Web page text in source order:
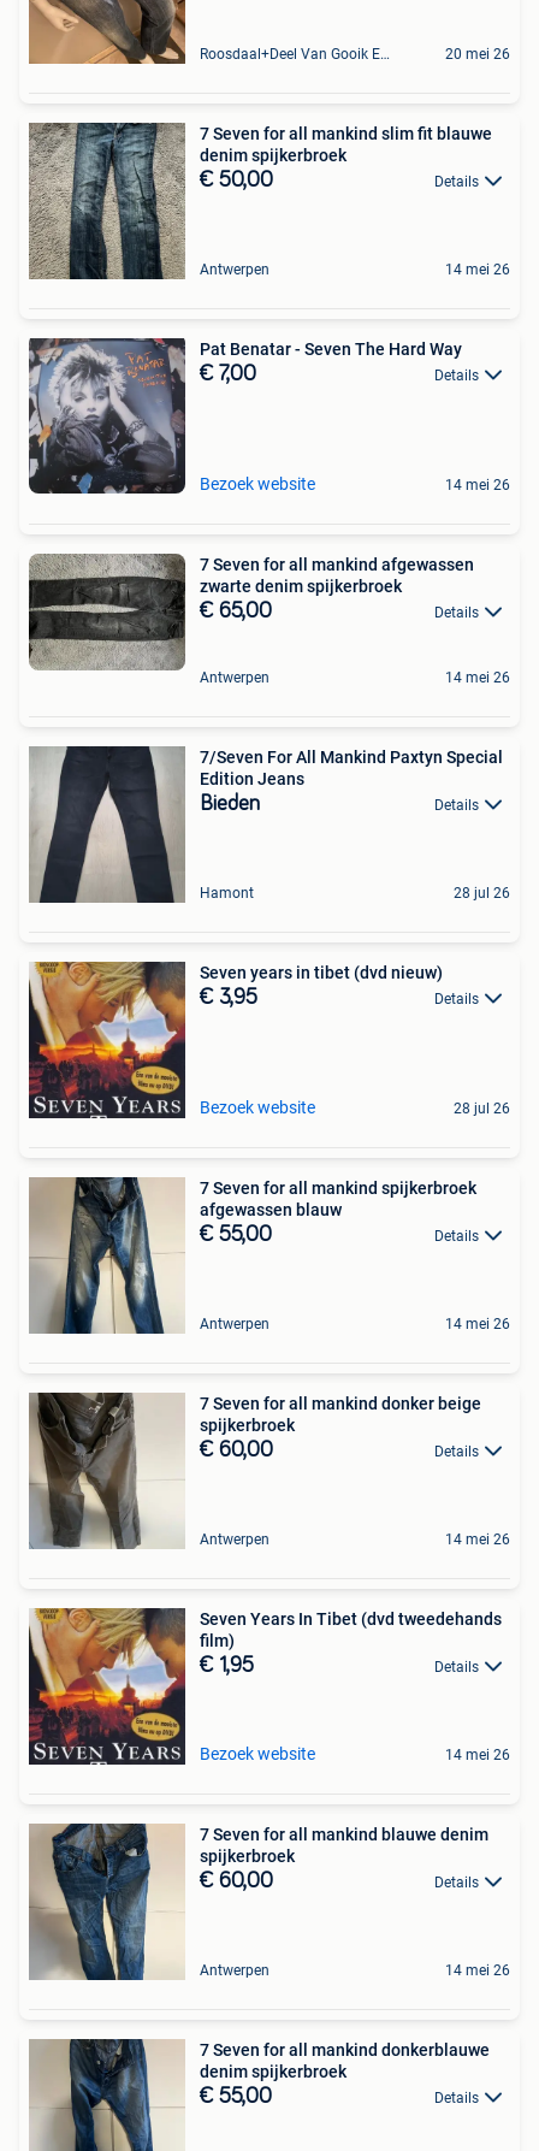
Roosdaal+Deel Van Gooik En Sint-Kwintens-Lennik 20 mei 26
7 Seven for all mankind slim fit blauwe
denim spijkerbroek
€ 50,00 Details
Antwerpen 14 mei 26
Pat Benatar - Seven The Hard Way
€ 7,00 Details
Bezoek website 14 mei 26
7 Seven for all mankind afgewassen
zwarte denim spijkerbroek
€ 65,00 Details
Antwerpen 14 mei 26
7/Seven For All Mankind Paxtyn Special
Edition Jeans
Bieden Details
Hamont 28 jul 26
Seven years in tibet (dvd nieuw)
€ 3,95 Details
Bezoek website 28 jul 26
7 Seven for all mankind spijkerbroek
afgewassen blauw
€ 55,00 Details
Antwerpen 14 mei 26
7 Seven for all mankind donker beige
spijkerbroek
€ 60,00 Details
Antwerpen 14 mei 26
Seven Years In Tibet (dvd tweedehands
film)
€ 1,95 Details
Bezoek website 14 mei 26
7 Seven for all mankind blauwe denim
spijkerbroek
€ 60,00 Details
Antwerpen 14 mei 26
7 Seven for all mankind donkerblauwe
denim spijkerbroek
€ 55,00 Details